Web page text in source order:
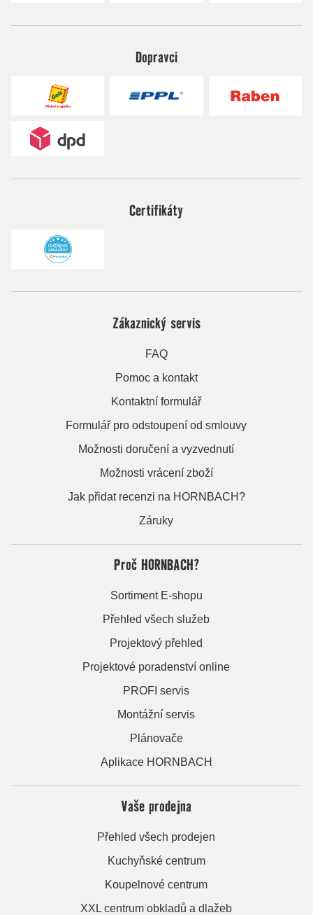
Dopravci
Certifikáty
Zákaznický servis
FAQ
Pomoc a kontakt
Kontaktní formulář
Formulář pro odstoupení od smlouvy
Možnosti doručení a vyzvednutí
Možnosti vrácení zboží
Jak přidat recenzi na HORNBACH?
Záruky
Proč HORNBACH?
Sortiment E-shopu
Přehled všech služeb
Projektový přehled
Projektové poradenství online
PROFI servis
Montážní servis
Plánovače
Aplikace HORNBACH
Vaše prodejna
Přehled všech prodejen
Kuchyňské centrum
Koupelnové centrum
XXL centrum obkladů a dlažeb